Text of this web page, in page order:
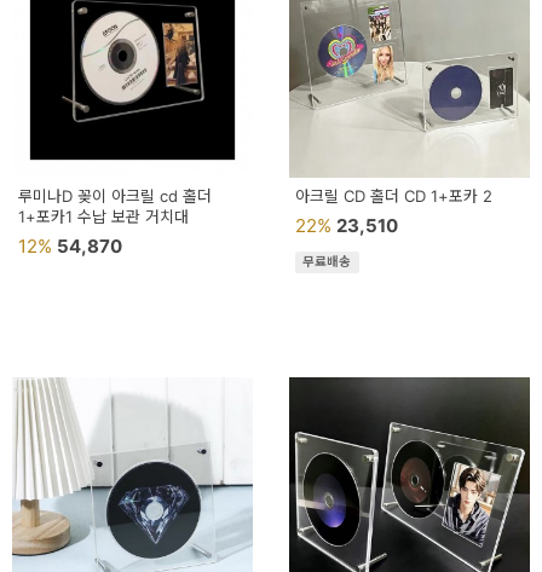
블
드
수
예
베
스
트
루미나D 꽂이 아크릴 cd 홀더
1+포카1 수납 보관 거치대
12% 54,870
아크릴 CD 홀더 CD 1+포카 2
22% 23,510
무료배송